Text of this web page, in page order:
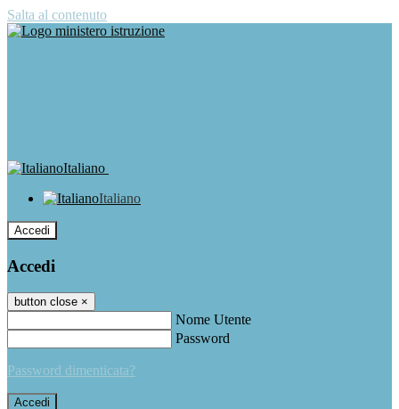
Salta al contenuto
Italiano
Italiano
Accedi
Accedi
button close ×
Nome Utente
Password
Password dimenticata?